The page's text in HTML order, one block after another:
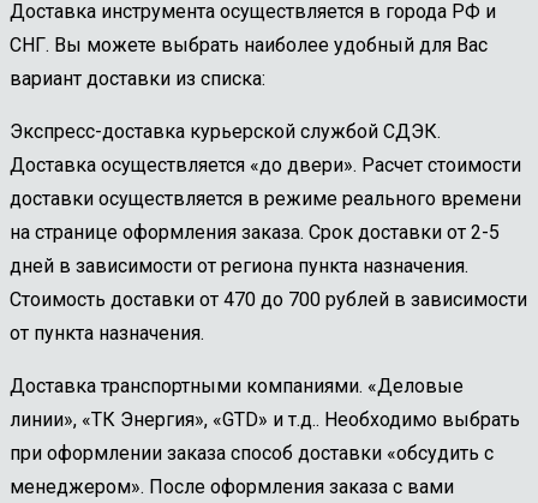
Доставка инструмента осуществляется в города РФ и
СНГ. Вы можете выбрать наиболее удобный для Вас
вариант доставки из списка:
Экспресс-доставка курьерской службой СДЭК.
Доставка осуществляется «до двери». Расчет стоимости
доставки осуществляется в режиме реального времени
на странице оформления заказа. Срок доставки от 2-5
дней в зависимости от региона пункта назначения.
Стоимость доставки от 470 до 700 рублей в зависимости
от пункта назначения.
Доставка транспортными компаниями. «Деловые
линии», «ТК Энергия», «GTD» и т.д.. Необходимо выбрать
при оформлении заказа способ доставки «обсудить с
менеджером». После оформления заказа с вами